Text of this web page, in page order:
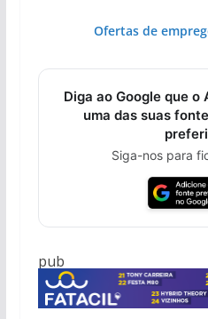
Ofertas de
Diga ao Google que
uma das suas
Siga-nos para
pub